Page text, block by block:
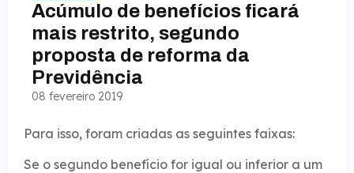
Acúmulo de benefícios ficará
mais restrito, segundo
proposta de reforma da
Previdência
08 fevereiro 2019
Para isso, foram criadas as seguintes faixas:
Se o segundo benefício for igual ou inferior a um